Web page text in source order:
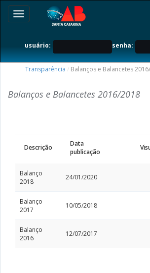
Toggle
navigation
usuário: senha:
Transparência / Balanços e Balancetes
Balanços e Balancetes 2016/2018
Descrição
Data
publicação
Balanço
2018
24/01/2020
Balanço
2017
10/05/2018
Balanço
2016
12/07/2017